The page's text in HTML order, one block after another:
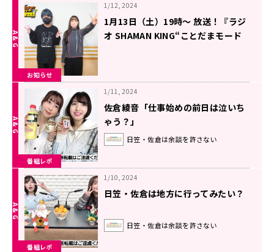
お知らせ
1/12, 2024
1月13日（土）19時～ 放送！『ラジ
オ SHAMAN KING“ことだまモード
番組レポ
1/11, 2024
佐倉綾音「仕事始めの前日は泣いち
ゃう？」
日笠・佐倉は余談を許さない
番組レポ
1/10, 2024
日笠・佐倉は地方に行ってみたい？
日笠・佐倉は余談を許さない